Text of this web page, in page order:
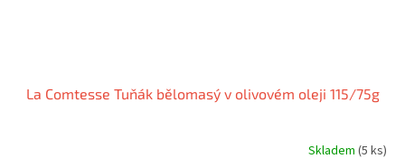
La Comtesse Tuňák bělomasý v olivovém oleji 115/75g
Skladem (5 ks)